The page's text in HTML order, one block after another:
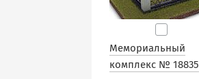
Мемориальный
комплекс № 18835